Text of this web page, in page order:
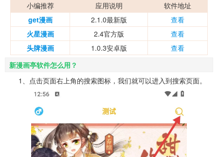
小编推荐
应用说明
软件地址
get漫画
2.1.0最新版
查看
火星漫画
2.4官方版
查看
头牌漫画
1.0.3安卓版
查看
新漫画亭软件怎么用？
1、点击页面右上角的搜索图标，我们就可以进入到搜索页面。